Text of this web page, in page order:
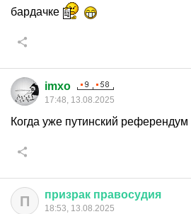
бардачке
imxo
17:48, 13.08.2025
Когда уже путинский
П призрак правосудия
18:53, 13.08.2025